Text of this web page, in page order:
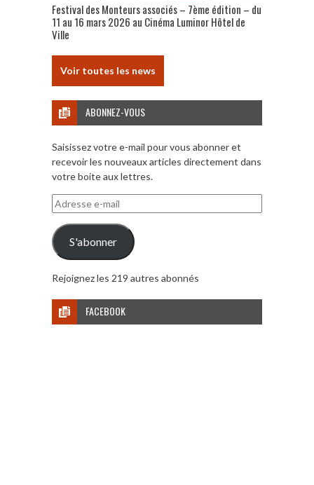
Festival des Monteurs associés – 7ème édition – du
11 au 16 mars 2026 au Cinéma Luminor Hôtel de
Ville
Voir toutes les news
ABONNEZ-VOUS
Saisissez votre e-mail pour vous abonner et
recevoir les nouveaux articles directement dans
votre boite aux lettres.
Adresse
e-
mail
S'abonner
Rejoignez les 219 autres abonnés
FACEBOOK